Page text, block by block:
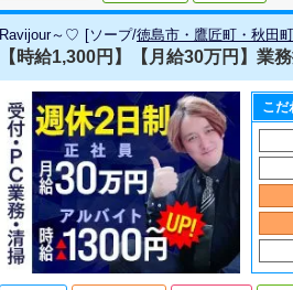
Ravijour～♡ [ソープ/徳島市・鷹匠町・秋田
【時給1,300円】【月給30万円】業
こだ